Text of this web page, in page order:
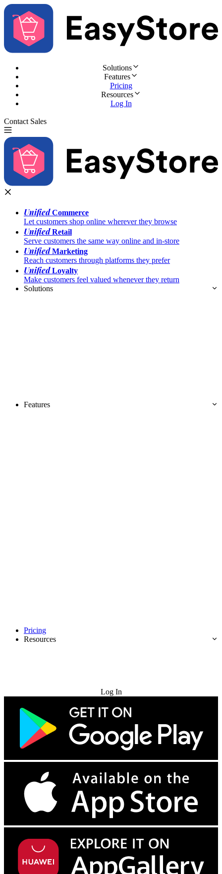
Solutions
Features
Pricing
Resources
Log In
Contact Sales
UnifiedCommerce
Let customers shop online wherever they browse
UnifiedRetail
Serve customers the same way online and in-store
UnifiedMarketing
Reach customers through platforms they prefer
UnifiedLoyalty
Make customers feel valued whenever they return
Solutions
Features
Pricing
Resources
Log In